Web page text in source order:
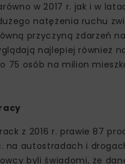
w 2017 r. jak i w
natężenia ruchu
przyczyną zdarzeń
najlepiej również
75 osób na milion
z 2016 r. prawie 87
autostradach i
byli świadomi, że